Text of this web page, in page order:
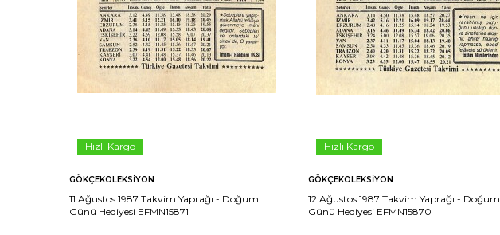
Hızlı Kargo
GÖKÇEKOLEKSIYON
11 Ağustos 1987 Takvim Yaprağı - Doğum
Günü Hediyesi EFMN15871
Hızlı Kargo
GÖKÇEKOLEKSIYON
12 Ağustos 1987 Takvim Yaprağı - Doğum
Günü Hediyesi EFMN15870